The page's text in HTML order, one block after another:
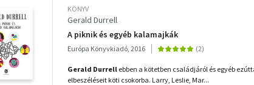
KÖNYV
Gerald Durrell
A piknik és egyéb kalamajkák
Európa Könyvkiadó, 2016
Gerald Durrell ebben a kötetben családjáról és egyéb
elbeszéléseit köti csokorba. Larry, Leslie, Mar...